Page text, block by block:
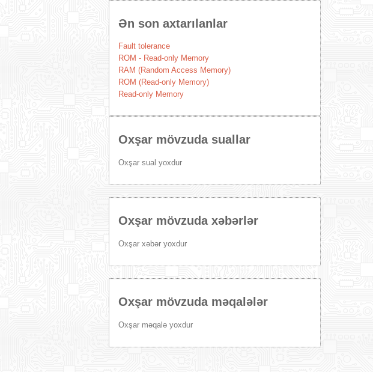
Ən son axtarılanlar
Fault tolerance
ROM - Read-only Memory
RAM (Random Access Memory)
ROM (Read-only Memory)
Read-only Memory
Oxşar mövzuda suallar
Oxşar sual yoxdur
Oxşar mövzuda xəbərlər
Oxşar xəbər yoxdur
Oxşar mövzuda məqalələr
Oxşar məqalə yoxdur